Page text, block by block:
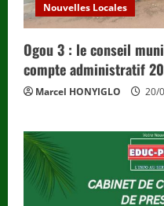
Nouvelles Locales
Ogou 3 : le conseil
compte administratif
Marcel HONYIGLO 20/